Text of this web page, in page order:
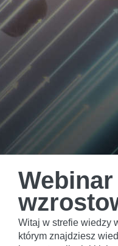
Webinar
Witaj w strefie wiedzy
którym znajdziesz